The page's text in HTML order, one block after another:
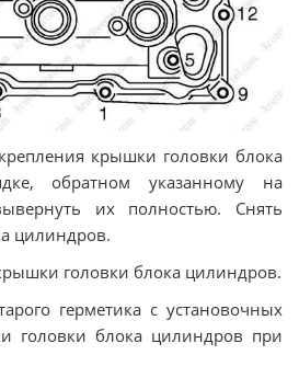
крышки головки блока
обратном указанному на
их полностью. Снять
цилиндров.
головки блока цилиндров.
герметика с установочных
головки блока цилиндров при